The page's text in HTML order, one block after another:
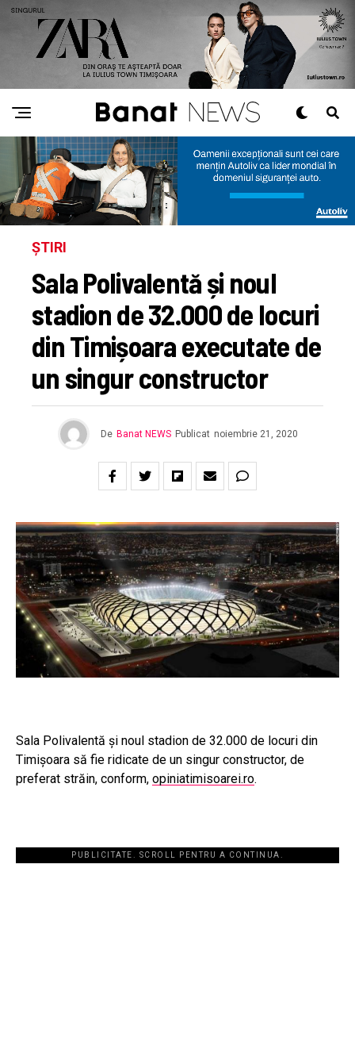
ȘTIRI
Sala Polivalentă și noul
stadion de 32.000 de locuri
din Timișoara executate de
un singur constructor
De Banat NEWS Publicat noiembrie 21, 2020
Sala Polivalentă și noul stadion de 32.000 de locuri din
Timișoara să fie ridicate de un singur constructor, de
preferat străin, conform, opiniatimisoarei.ro.
PUBLICITATE. SCROLL PENTRU A CONTINUA.